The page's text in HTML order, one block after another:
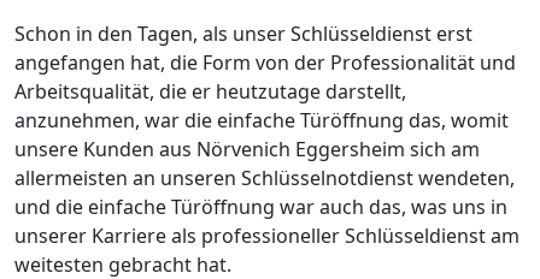
Schon in den Tagen, als unser Schlüsseldienst erst
angefangen hat, die Form von der Professionalität und
Arbeitsqualität, die er heutzutage darstellt,
anzunehmen, war die einfache Türöffnung das, womit
unsere Kunden aus Nörvenich Eggersheim sich am
allermeisten an unseren Schlüsselnotdienst wendeten,
und die einfache Türöffnung war auch das, was uns in
unserer Karriere als professioneller Schlüsseldienst am
weitesten gebracht hat.